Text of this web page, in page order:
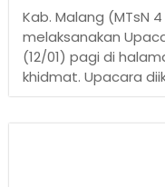
Kab. Malang (MTsN
melaksanakan
(12/01) pagi di
khidmat. Upacara